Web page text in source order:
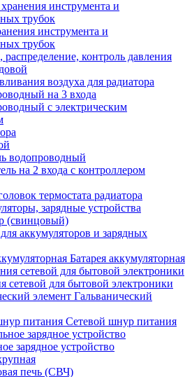
инструмента и
трубок
распределение, контроль давления
воздуха для радиатора
на 3 входа
с электрическим
водопроводный
на 2 входа с контроллером
термостата радиатора
зарядные устройства
(свинцовый)
аккумуляторов и зарядных
Батарея аккумуляторная
сетевой для бытовой электроники
Гальванический
Сетевой шнур питания
зарядное устройство
печь (СВЧ)